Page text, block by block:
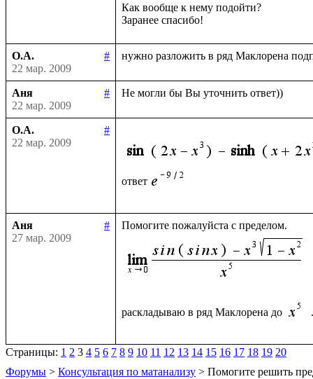
Как вообще к нему подойти?
О.А.
#
22 мар. 2009
Аня
#
22 мар. 2009
О.А.
#
22 мар. 2009
ответ
Аня
#
27 мар. 2009
раскладываю в ряд Маклорена до
Страницы: 1 2 3 4 5 6 7 8 9 10 11 12 13 14 15 16 17 18 19 20
Форумы > Консультация по матанализу > Помогите решить